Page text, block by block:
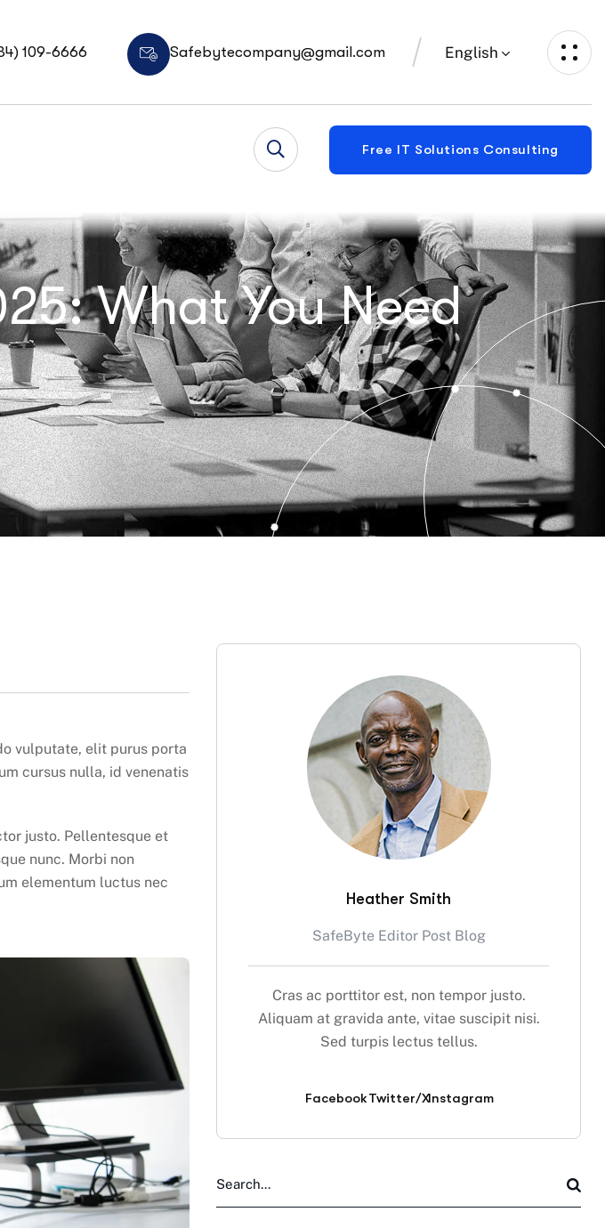
109-6666 Safebytecompany@gmail.com English
Free IT Solutions Consulting
What You Need
vulputate, elit purus porta
cursus nulla, id venenatis
justo. Pellentesque et
nunc. Morbi non
elementum luctus nec
Heather Smith
SafeByte Editor Post Blog
Cras ac porttitor est, non tempor justo.
Aliquam at gravida ante, vitae suscipit nisi.
Sed turpis lectus tellus.
FacebookTwitter/XInstagram